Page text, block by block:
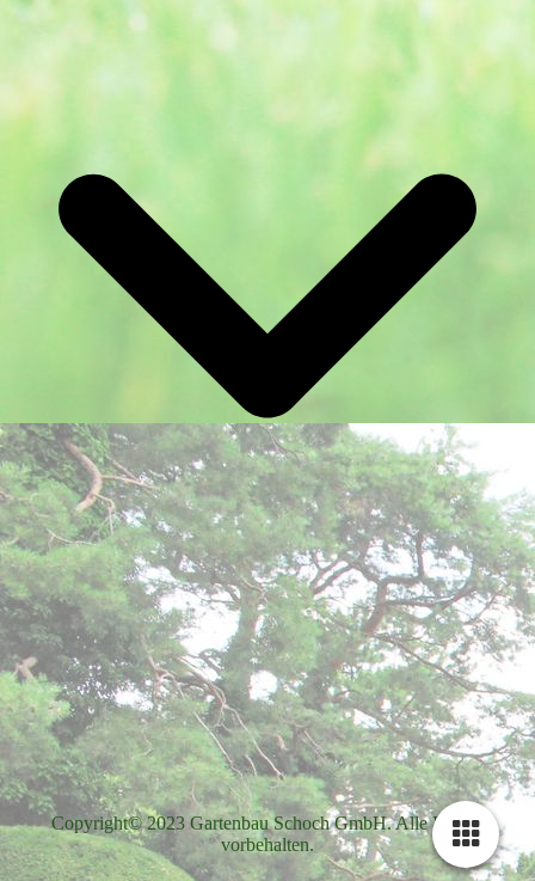
Copyright© 2023 Gartenbau Schoch GmbH. Alle Rechte
vorbehalten.